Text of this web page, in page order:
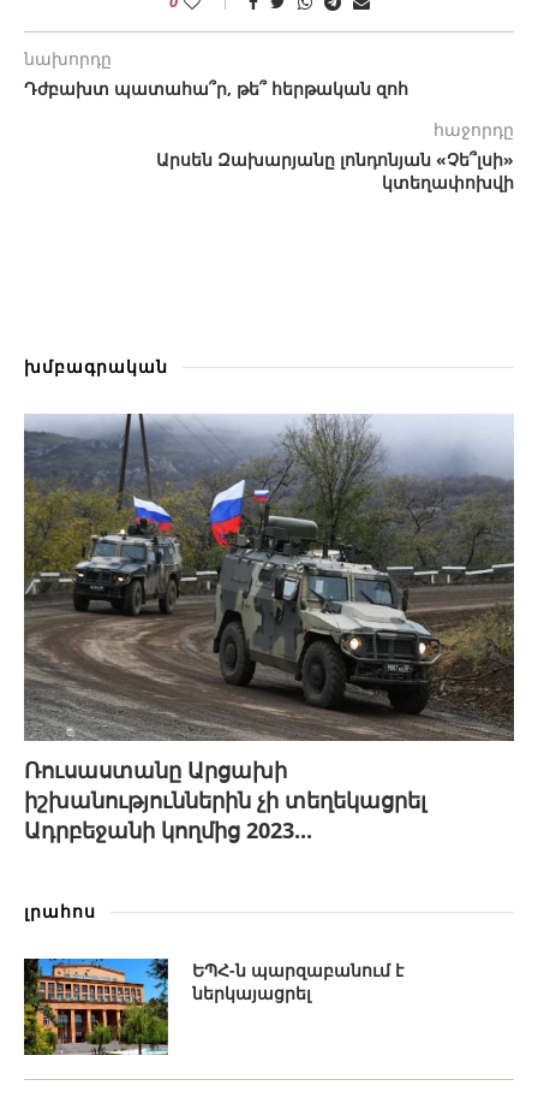
նախորդը
Դժբախտ պատահա՞ր, թե՞ հերթական զոհ
հաջորդը
Արսեն Զախարյանը լոնդոնյան «Չե՞լսի»
կտեղափոխվի
խմբագրական
Ռուսաստանը Արցախի
իշխանություններին չի տեղեկացրել
Ադրբեջանի կողմից 2023...
լրահոս
ԵՊՀ-ն պարզաբանում է
ներկայացրել